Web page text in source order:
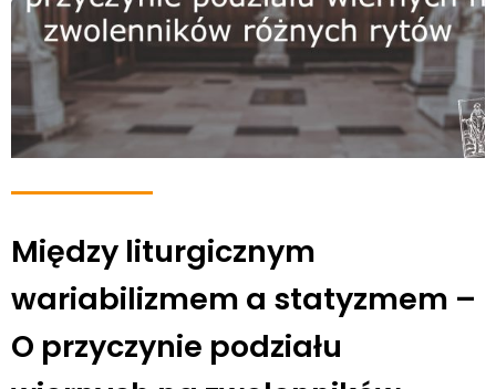
Między liturgicznym
wariabilizmem a statyzmem –
O przyczynie podziału